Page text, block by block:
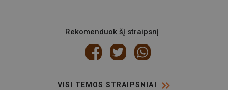
Rekomenduok šį straipsnį
VISI TEMOS STRAIPSNIAI